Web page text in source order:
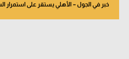
خبر في الجول – الأهلي يستقر على استمرار